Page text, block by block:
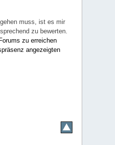
muss, ist es mir
zu bewerten.
zu erreichen
angezeigten